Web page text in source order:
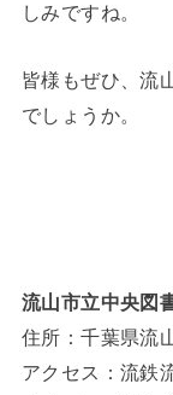
しみですね。
皆様もぜひ、流
でしょうか。
流山市立中央図
住所：千葉県流
アクセス：流鉄